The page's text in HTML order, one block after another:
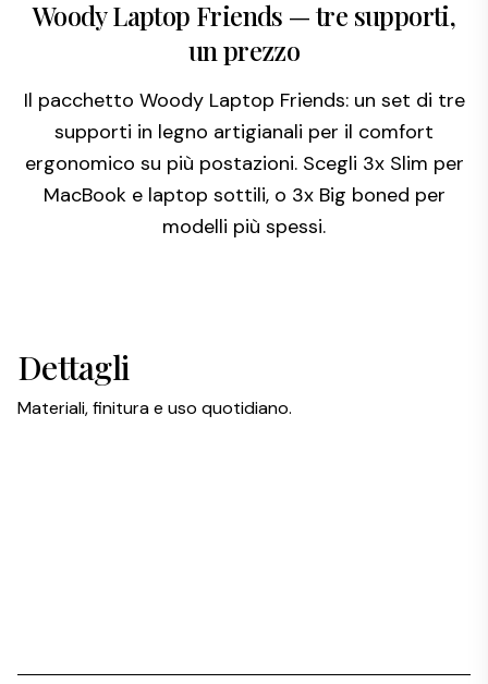
Woody Laptop Friends — tre supporti,
un prezzo
Il pacchetto Woody Laptop Friends: un set di tre
supporti in legno artigianali per il comfort
ergonomico su più postazioni. Scegli 3x Slim per
MacBook e laptop sottili, o 3x Big boned per
modelli più spessi.
Dettagli
Materiali, finitura e uso quotidiano.